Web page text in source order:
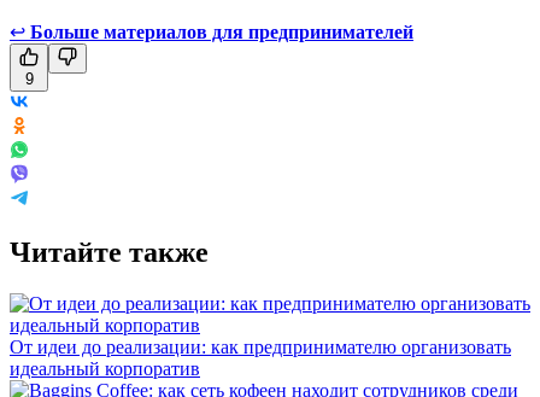
↩ Больше материалов для предпринимателей
9
Читайте также
От идеи до реализации: как предпринимателю организовать
идеальный корпоратив